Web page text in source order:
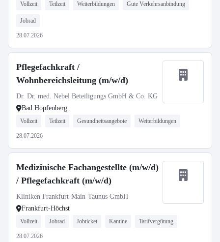
Vollzeit Teilzeit Weiterbildungen Gute Verkehrsanbindung
Jobrad
28.07.2026
Pflegefachkraft /
Wohnbereichsleitung (m/w/d)
Dr. Dr. med. Nebel Beteiligungs GmbH & Co. KG
Bad Hopfenberg
Vollzeit Teilzeit Gesundheitsangebote Weiterbildungen
28.07.2026
Medizinische Fachangestellte (m/w/d)
/ Pflegefachkraft (m/w/d)
Kliniken Frankfurt-Main-Taunus GmbH
Frankfurt-Höchst
Vollzeit Jobrad Jobticket Kantine Tarifvergütung
28.07.2026